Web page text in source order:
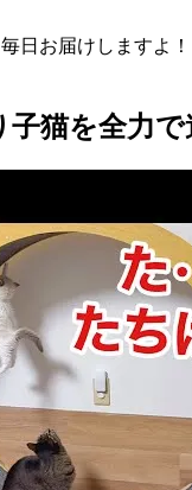
日お届けしますよ！
子猫を全力